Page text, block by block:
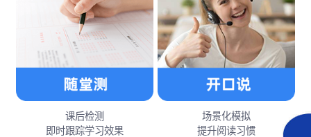
课后检测
即时跟踪学习效果
场景化模拟
提升阅读习惯